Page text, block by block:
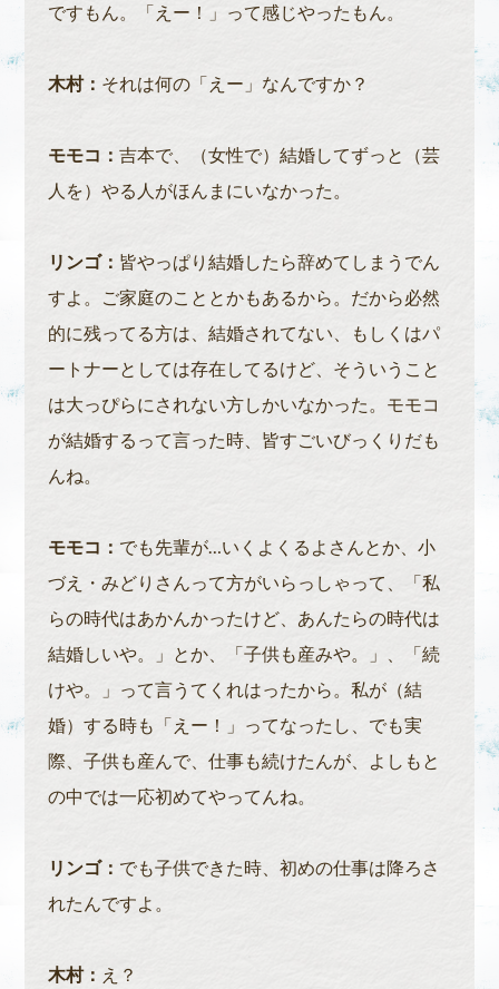
ですもん。「えー！」って感じやったもん。
木村： それは何の「えー」なんですか？
モモコ： 吉本で、（女性で）結婚してずっと（芸
人を）やる人がほんまにいなかった。
リンゴ： 皆やっぱり結婚したら辞めてしまうでん
すよ。ご家庭のこととかもあるから。だから必然
的に残ってる方は、結婚されてない、もしくはパ
ートナーとしては存在してるけど、そういうこと
は大っぴらにされない方しかいなかった。モモコ
が結婚するって言った時、皆すごいびっくりだも
んね。
モモコ： でも先輩が…いくよくるよさんとか、小
づえ・みどりさんって方がいらっしゃって、「私
らの時代はあかんかったけど、あんたらの時代は
結婚しいや。」とか、「子供も産みや。」、「続
けや。」って言うてくれはったから。私が（結
婚）する時も「えー！」ってなったし、でも実
際、子供も産んで、仕事も続けたんが、よしもと
の中では一応初めてやってんね。
リンゴ： でも子供できた時、初めの仕事は降ろさ
れたんですよ。
木村： え？